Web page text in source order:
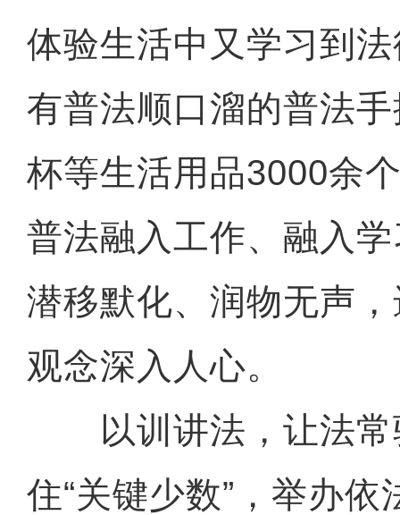
体验生活中又学习到
有普法顺口溜的普法
杯等生活用品3000余
普法融入工作、融入
潜移默化、润物无声
观念深入人心。
以训讲法，让法常
住“关键少数”，举办